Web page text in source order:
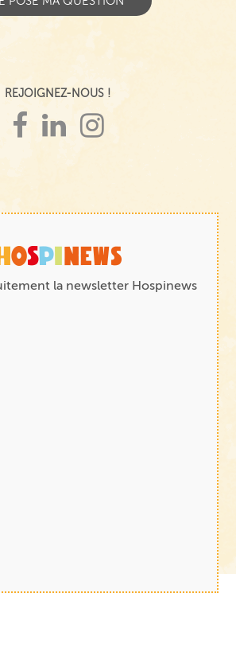
REJOIGNEZ-NOUS !
la newsletter Hospinews